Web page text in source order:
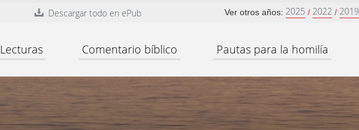
Descargar todo en ePub Ver otros años: 2025 / 2022 / 2019
Lecturas Comentario bíblico Pautas para la homilía